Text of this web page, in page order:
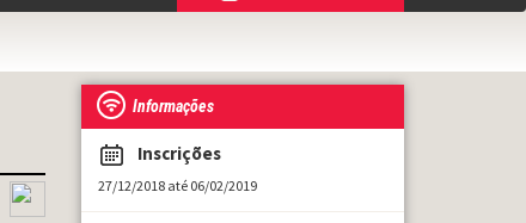
Informações
Inscrições
27/12/2018 até 06/02/2019